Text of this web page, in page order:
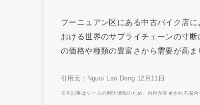
フーニュアン区にある中古バイク店
おける世界のサプライチェーンの寸
の価格や種類の豊富さから需要が高
引用元：Nguoi Lao Dong 12月11日
※本記事はソースの翻訳情報のため、内容が変更される場合